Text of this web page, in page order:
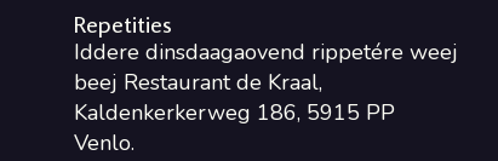
Repetities
Iddere dinsdaagaovend rippetére weej
beej Restaurant de Kraal,
Kaldenkerkerweg 186, 5915 PP
Venlo.